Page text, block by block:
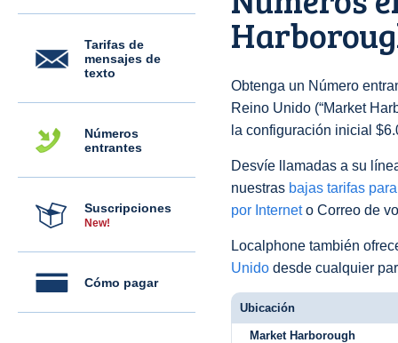
Tarifas de
mensajes de
texto
Números
entrantes
Suscripciones
New!
Cómo pagar
Obtenga un Número
Reino Unido (“Market
la configuración inicial
Desvíe llamadas a su
nuestras bajas tarifas
por Interneto Correo de
Localphone también
Unido desde cualquier
Ubicación
Market Harborough